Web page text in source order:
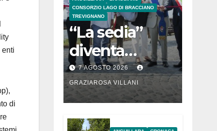
enti
di
CONSORZIO LAGO DI BRACCIANO
TREVIGNANO
“La sedia”
diventa
Belvedere sul
lago di
Bracciano: ieri
l’inaugurazion
7 AGOSTO 2026
GRAZIAROSA VILLANI